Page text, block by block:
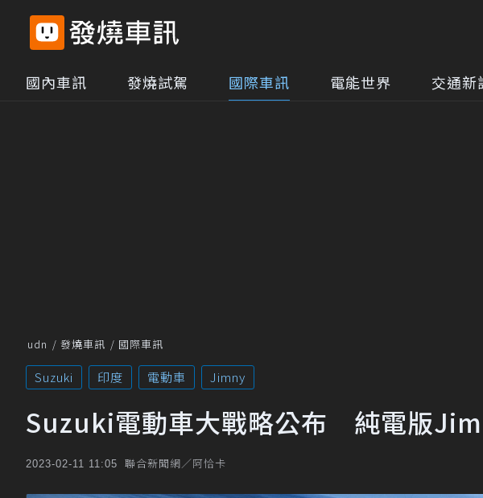
國內車訊 發燒試駕 國際車訊 電能世界 交通新
udn 發燒車訊 國際車訊
Suzuki 印度 電動車 Jimny
Suzuki電動車大戰略公布 純電版
2023-02-11 11:05 聯合新聞網／阿恰卡